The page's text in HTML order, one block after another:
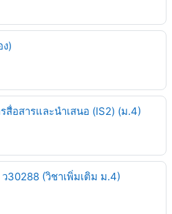
)
สื่อสารและนำเสนอ (IS2) (ม.4)
30288 (วิชาเพิ่มเติม ม.4)